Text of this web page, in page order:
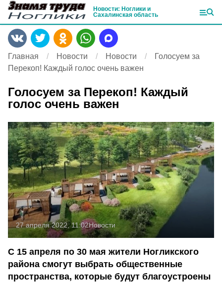
Новости: Ноглики и
Сахалинская область
Главная Новости Новости
Голосуем за
Перекоп! Каждый голос очень важен
Голосуем за Перекоп! Каждый
голос очень важен
27 апреля 2022, 11:02Новости
С 15 апреля по 30 мая жители Ногликского
района смогут выбрать общественные
пространства, которые будут благоустроены